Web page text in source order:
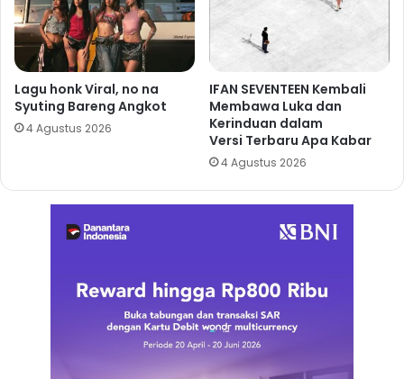
Lagu honk Viral, no na
Syuting Bareng Angkot
4 Agustus 2026
IFAN SEVENTEEN Kembali
Membawa Luka dan
Kerinduan dalam
Versi Terbaru Apa Kabar
4 Agustus 2026